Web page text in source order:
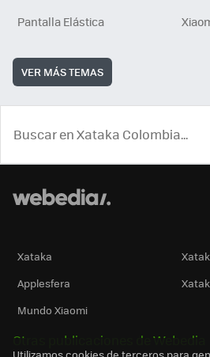
Pantalla Elástica
VER MÁS TEMAS
Xataka
Applesfera
Mundo Xiaomi
Otras publicaciones de Webedia